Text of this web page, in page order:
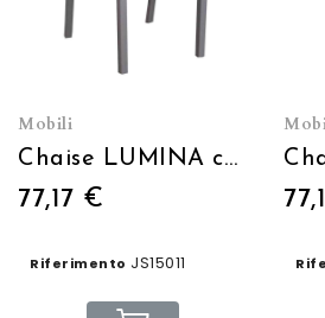
Mobili
Chaise LUMINA café
77,17 €
Riferimento JS15011